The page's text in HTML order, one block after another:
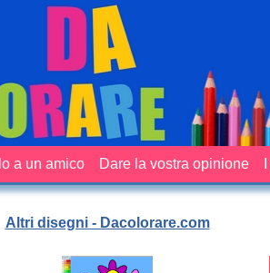
a un amico Dare la vostra opinione
Altri disegni - Dacolorare.com